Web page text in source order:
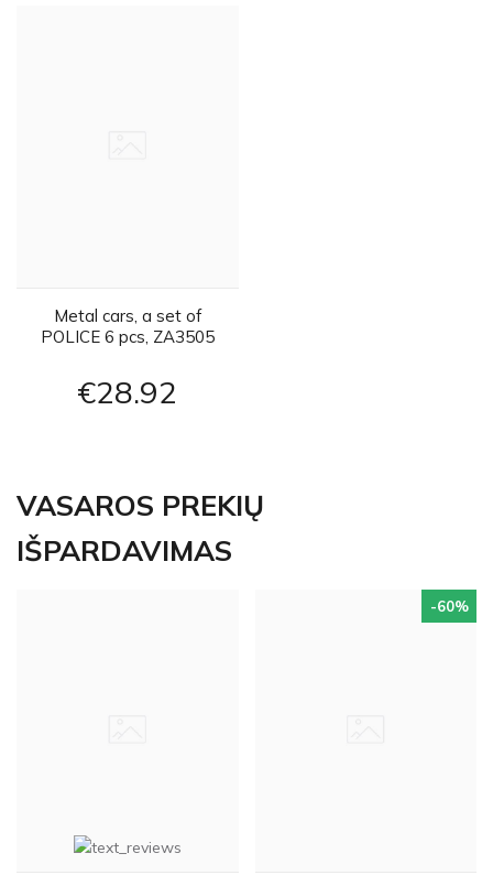
Metal cars, a set of
POLICE 6 pcs, ZA3505
€28 92
VASAROS PREKIŲ
IŠPARDAVIMAS
-60%